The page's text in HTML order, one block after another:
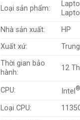
Loại sản phẩm:
Nhà sản xuất:
HP
Xuất xứ:
Thời gian bảo
hành:
12
CPU: Intel ®
Loại CPU: